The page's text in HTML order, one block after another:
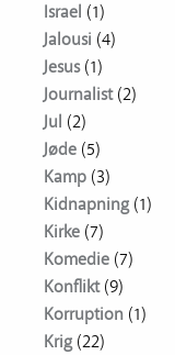
Israel (1)
Jalousi (4)
Jesus(1)
Journalist(2)
Jul (2)
Jøde (5)
Kamp (3)
Kidnapning(1)
Kirke (7)
Komedie (7)
Konflikt(9)
Korruption (1)
Krig(22)